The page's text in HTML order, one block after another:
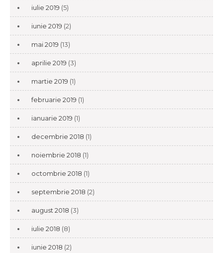
iulie 2019 (5)
iunie 2019 (2)
mai 2019 (13)
aprilie 2019 (3)
martie 2019 (1)
februarie 2019 (1)
ianuarie 2019 (1)
decembrie 2018 (1)
noiembrie 2018 (1)
octombrie 2018 (1)
septembrie 2018 (2)
august 2018 (3)
iulie 2018 (8)
iunie 2018 (2)